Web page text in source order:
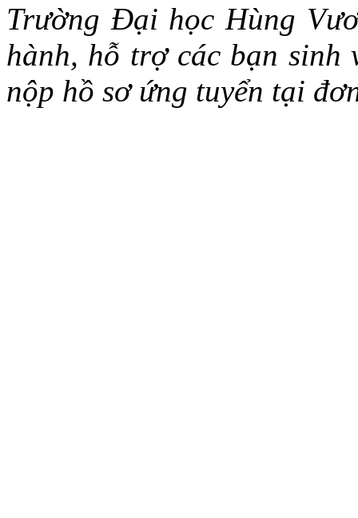
Trường Đại học Hùng
hành, hỗ trợ các bạn sinh
nộp hồ sơ ứng tuyển tại